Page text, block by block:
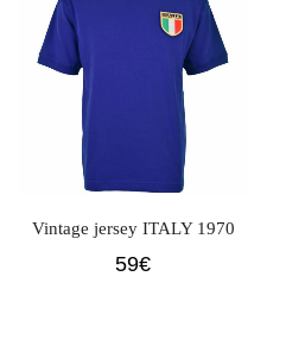
Vintage jersey ITALY 1970
59€